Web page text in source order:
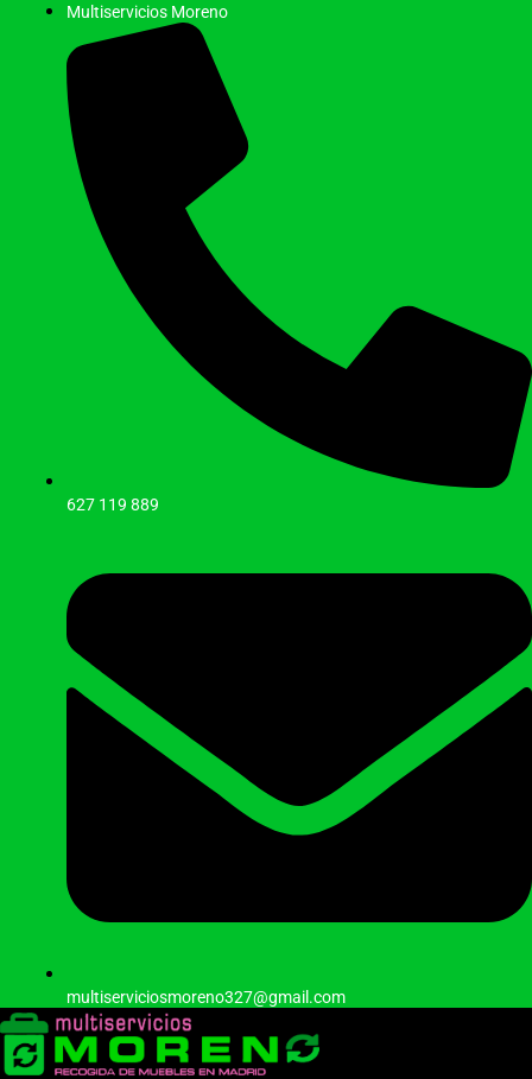
Saltar
contenido
Multiservicios Moreno
627 119 889
multiserviciosmoreno327@gmail.com